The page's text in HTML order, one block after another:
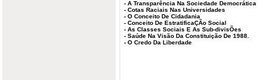
- A Transparência Na Sociedade Democrática
- Cotas Raciais Nas Universidades
- O Conceito De Cidadania
- Conceito De EstratificaÇÃo Social
- As Classes Sociais E As Sub-divisÕes
- Saúde Na Visão Da Constituição De 1988.
- O Credo Da Liberdade